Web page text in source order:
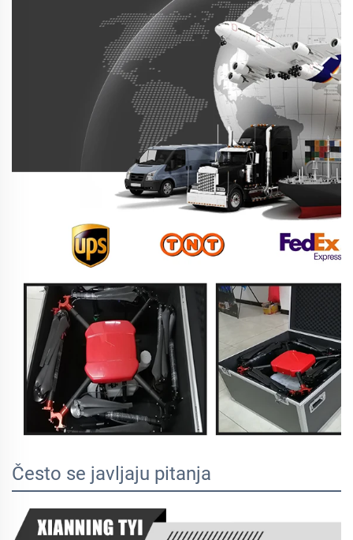
Često se javljaju pitanja